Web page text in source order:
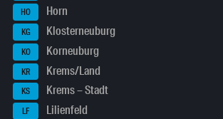
HO Horn
KG Klosterneuburg
KO Korneuburg
KR Krems/Land
KS Krems – Stadt
LF Lilienfeld